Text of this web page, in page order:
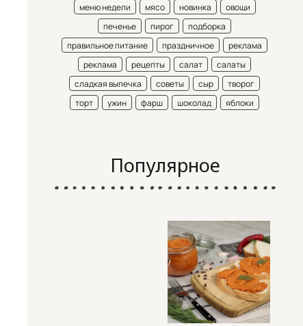
меню недели
мясо новинка
овощи
печенье
пирог
подборка
правильное питание
праздничное
реклама
реклама
рецепты салат
салаты
сладкая выпечка
советы сыр
творог
торт
ужин фарш шоколад яблоки
Популярное